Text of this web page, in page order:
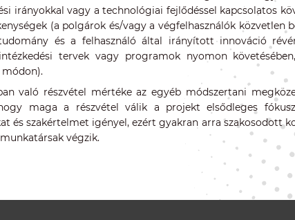
irányokkal vagy a technológiai fejlődéssel kapcsolatos
(a polgárok és/vagy a végfelhasználók közvetlen
és a felhasználó által irányított innováció
tervek vagy programok nyomon
való részvétel mértéke az egyéb módszertani
maga a részvétel válik a projekt elsődleges
és szakértelmet igényel, ezért gyakran arra szakosodott
végzik.